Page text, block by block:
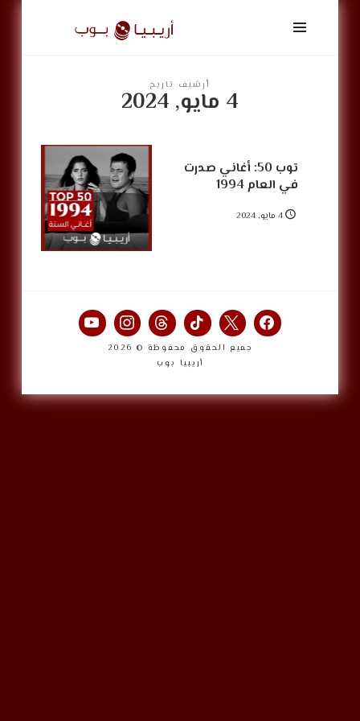
أريبيا
بوب
ArabiaPopأرشيف تاريخ
4 مايو, 2024
توب 50: أغاني صدرت
في العام 1994
4 مايو, 2024
جميع الحقوق محفوظة © 2026
أريبيا بوب